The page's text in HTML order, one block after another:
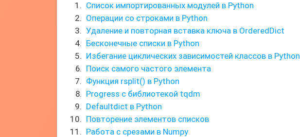
Список импортированных модулей в Python
Операции со строками в Python
Удаление и повторная вставка ключа в OrderedDict
Бесконечные списки в Python
Избегание циклических зависимостей классов в Python
Поиск самого частого элемента
Функция rsplit() в Python
Progress с библиотекой tqdm
Defaultdict в Python
Повторение элементов списков
Работа с срезами в Numpy